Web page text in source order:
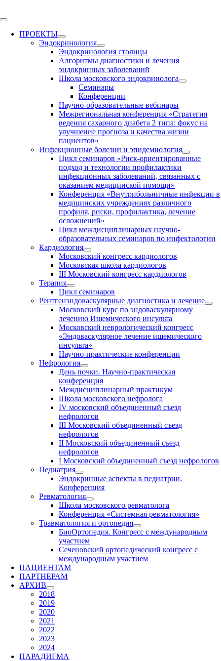
to
Toggle
NavigationПРОЕКТЫ
Эндокринология
Эндокринология столицы
Алгоритмы диагностики и лечения
эндокринных заболеваний
Школа московского эндокринолога
Семинары
Конференции
Научно-образовательные вебинары
Межрегиональная конференция «Стратегия
ведения сахарного диабета 2 типа: фокус на
улучшение прогноза и качества жизни
пациентов»
Инфекционные болезни и эпидемиология
Цикл семинаров «Риск-ориентированные
подход и технологии профилактики
инфекционных заболеваний, связанных с
оказанием медицинской помощи»
Конференция «Внутрибольничные инфекции в
медицинских учреждениях различного
профиля, риски, профилактика, лечение
осложнений»
Цикл междисциплинарных научно-
образовательных семинаров по инфектологии
Кардиология
Московский конгресс кардиологов
Московская школа кардиологов
III Московский конгресс кардиологов
Терапия
Цикл семинаров
Рентгенэндоваскулярные диагностика и лечение
Московский курс по эндоваскулярному
лечению Ишемического инсульта
Московский неврологический конгресс
«Эндоваскулярное лечение ишемического
инсульта»
Научно-практические конференции
Нефрология
День почки. Научно-практическая
конференция
Междисциплинарный практикум
Школа московского нефролога
IV московский объединенный съезд
нефрологов
III Московский объединенный съезд
нефрологов
II Московский объединенный съезд
нефрологов
I Московский объединенный съезд нефрологов
Педиатрия
Эндокринные аспекты в педиатрии.
Конференция
Ревматология
Школа московского ревматолога
Конференция «Системная ревматология»
Травматология и ортопедия
БиоОртопедия. Конгресс с международным
участием
Сеченовский ортопедический конгресс с
международным участием
ПАЦИЕНТАМ
ПАРТНЕРАМ
АРХИВ
2018
2019
2020
2021
2022
2023
2024
ПАРАДИГМА